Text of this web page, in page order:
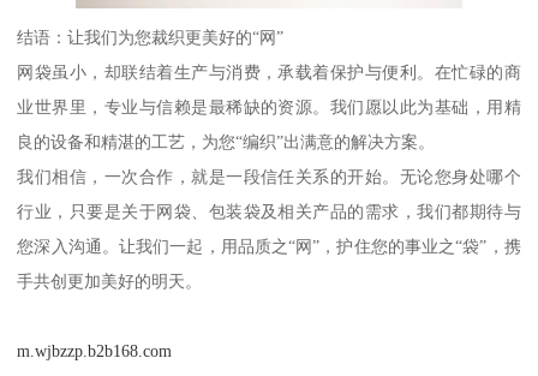
结语：让我们为您裁织更美好的“网”
网袋虽小，却联结着生产与消费，承载着保护与便利。在忙碌的商
业世界里，专业与信赖是最稀缺的资源。我们愿以此为基础，用精
良的设备和精湛的工艺，为您“编织”出满意的解决方案。
我们相信，一次合作，就是一段信任关系的开始。无论您身处哪个
行业，只要是关于网袋、包装袋及相关产品的需求，我们都期待与
您深入沟通。让我们一起，用品质之“网”，护住您的事业之“袋”，携
手共创更加美好的明天。
m.wjbzzp.b2b168.com